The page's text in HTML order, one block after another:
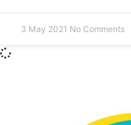
3 May 2021 No Comments